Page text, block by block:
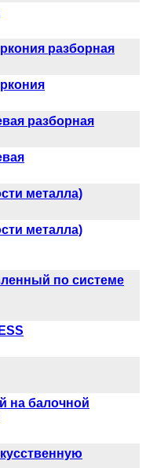
разборная
разборная
металла)
металла)
по системе
на балочной